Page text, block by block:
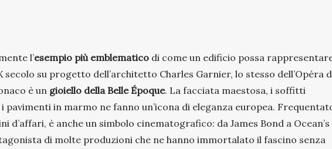
l’esempio più emblematico di come un edificio possa
secolo su progetto dell’architetto Charles Garnier, lo stesso dell’Opéra
è un gioiello della Belle Époque. La facciata maestosa, i soffitti
in marmo ne fanno un’icona di eleganza europea.
d’affari, è anche un simbolo cinematografico: da James Bond a Ocean’s
di molte produzioni che ne hanno immortalato il fascino senza